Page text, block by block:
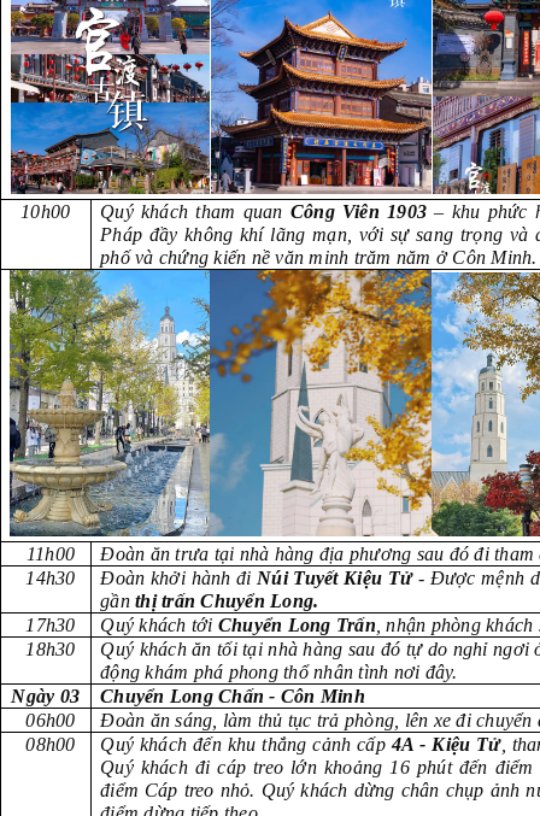
10h00 Quý khách tham quan Công Viên 1903– khu phức
Pháp đầy không khí lãng mạn, với sự sang trọng
phố và chứng kiến nề văn minh trăm năm ở Côn Minh.
11h00
Đoàn ăn trưa tại nhà hàng địa phương sau đó đi
14h30
Đoàn khởi hành đi Núi Tuyết Kiệu Tử- Được mệnh
gần thị trấn Chuyển Long.
17h30
Quý khách tới Chuyển Long Trấn , nhận phòng
18h30
Quý khách ăn tối tại nhà hàng sau đó tự do nghỉ ngơi
động khám phá phong thổ nhân tình nơi đây.
Ngày 03
Chuyển Long Chấn - Côn
06h00
Đoàn ăn sáng, làm thủ tục trả phòng, lên xe đi
08h00
Quý khách đến khu thắng cảnh cấp 4A - Kiệu Tử,
Quý khách đi cáp treo lớn khoảng 16 phút đến
điểm Cáp treo nhỏ. Quý khách dừng chân chụp ảnh